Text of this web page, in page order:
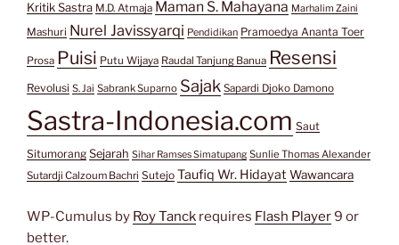
Kritik Sastra M.D. Atmaja Maman S. Mahayana Marhalim Zaini
Mashuri Nurel Javissyarqi Pendidikan Pramoedya Ananta Toer
Prosa Puisi Putu Wijaya Raudal Tanjung Banua Resensi
Revolusi S. Jai Sabrank Suparno Sajak Sapardi Djoko Damono
Sastra-Indonesia.com Saut
Situmorang Sejarah Sihar Ramses Simatupang Sunlie Thomas Alexander
Sutardji Calzoum Bachri Sutejo Taufiq Wr. Hidayat Wawancara
WP-Cumulus by Roy Tanck requires Flash Player9 or
better.